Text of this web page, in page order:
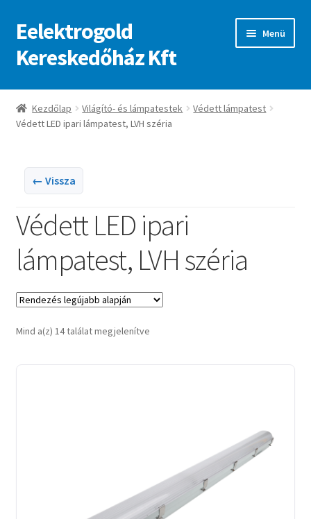
Ugrás
a
navigációhoz
Kilépés
a
tartalomba
Eelektrogold
Kereskedőház Kft
Menü
Kezdőlap
A fiókom
ajanlatkeres
Kezdőlap Világító- és lámpatestek
Védett lámpatest
Védett LED ipari lámpatest, LVH széria
← Vissza
Védett LED ipari
lámpatest, LVH széria
Mind a(z) 14 találat megjelenítveSorted